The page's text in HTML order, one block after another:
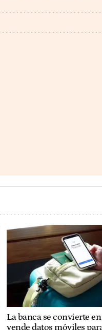
La banca se convierte
vende datos móviles